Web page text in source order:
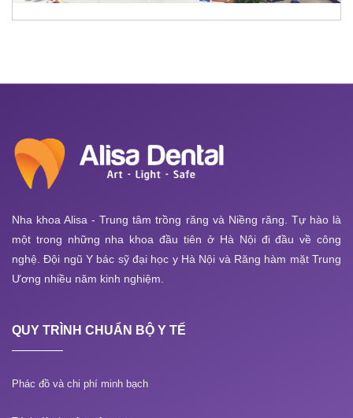
Nha khoa Alisa - Trung tâm trồng răng và Niềng răng. Tự hào là
một trong những nha khoa đầu tiên ở Hà Nội đi đầu về công
nghệ. Đội ngũ Y bác sỹ đại học y Hà Nội và Răng hàm mặt Trung
Ương nhiều năm kinh nghiệm.
QUY TRÌNH CHUẨN BỘ Y TẾ
Phác đồ và chi phí minh bạch